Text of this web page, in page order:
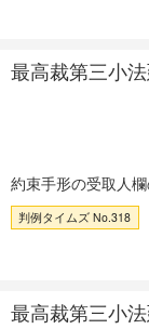
最高裁第三小
約束手形の受取人
判例タイムズ No.318
最高裁第三小